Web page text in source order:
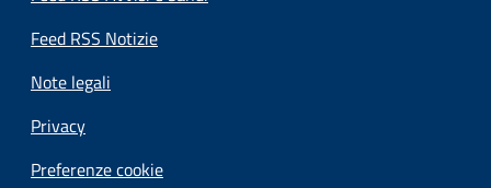
Feed RSS Notizie
Note legali
Privacy
Preferenze cookie